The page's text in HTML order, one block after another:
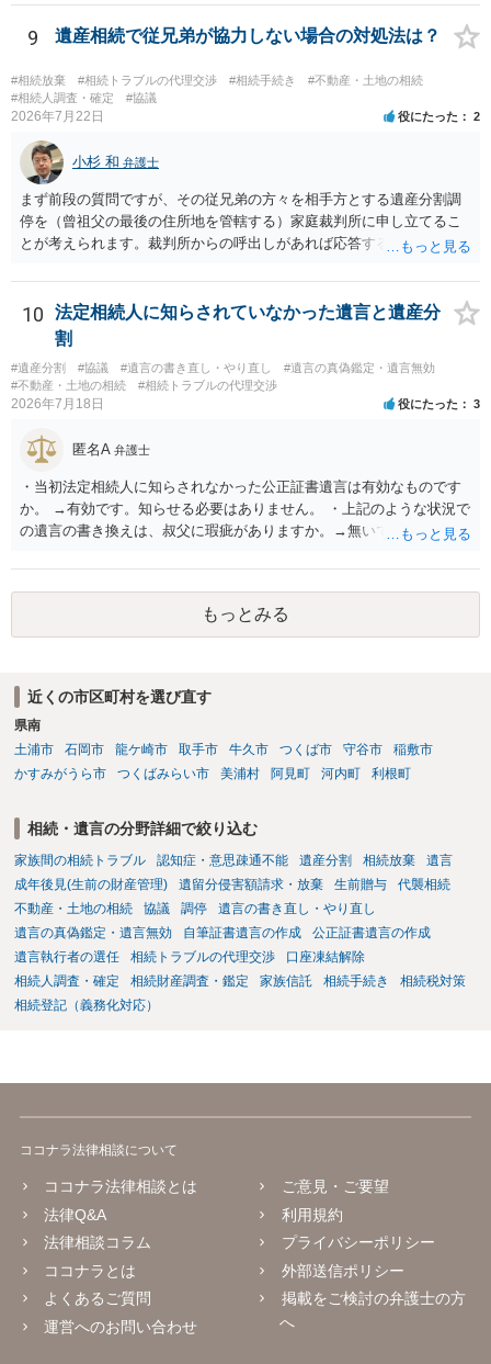
方の訴訟の主張及び立証次第ですが、 ・御祖母様の認知能力に関する
医師の意見書、筆跡鑑定 が提出されればその効力が否定される可能性
はありますが、 ・伯母様自身が分割協議に加わっていること ・御祖母
様の意に反する遺産分割協議を行う実益が誰にあったかの立証が困難
であること からすると、実際に遺産分割協議の効力が否定される可能
性はそれほど高くない（立証のハードルは非常に高い）ということが
言えると思います。
9 遺産相続で従兄弟が協力しない場合の対処法は？
#相続放棄 #相続トラブルの代理交渉 #相続手続き
#不動産・土地の相続
#相続人調査・確定
#協議
2026年7月22日 役にたった 2
小杉 和 弁護士
まず前段の質問ですが、その従兄弟の方々を相手方とする遺産分割調
停を（曾祖父の最後の住所地を管轄する）家庭裁判所に申し立てるこ
とが考えられます。裁判所からの呼出しがあれば応答する可能性がま
能と思われます。時間が思った以上にないので必要書類をてきぱきと
揃える必要があります。その点是非御注意ください。
10
法定相続人に知らされていなかった遺言と遺産分
割
#遺産分割 #協議 #遺言の書き直し・やり直し
#遺言の真偽鑑定・遺言無効
#不動産・土地の相続
#相続トラブルの代理交渉
2026年7月18日 役にたった 3
匿名A 弁護士
・当初法定相続人に知らされなかった公正証書遺言は有効なものです
か。 →有効です。知らせる必要はありません。 ・上記のような状況で
の遺言の書き換えは、叔父に瑕疵がありますか。→無いです。 ・分割
ますか。 →本人が自由に決められますので、どこが妥当とは言えない
です。客観的な基準もありません。 ・できれば穏やかに、分割を拒否
することはできますか。 →分割を拒否するということは、遺産はいら
ないということでしょうか。遺言で、受取を指定されててもいらない
もっとみる
近くの市区町村を選び直す
県南
土浦市
石岡市 龍ケ崎市 取手市 牛久市 つくば市 守谷市
稲敷市
かすみがうら市
つくばみらい市 美浦村 阿見町 河内町 利根町
相続・遺言の分野詳細で絞り込む
家族間の相続トラブル 認知症・意思疎通不能 遺産分割 相続放棄
遺言
成年後見(生前の財産管理)
遺留分侵害額請求・放棄 生前贈与
代襲相続
不動産・土地の相続
協議 調停
遺言の書き直し・やり直し
遺言の真偽鑑定・遺言無効
自筆証書遺言の作成
公正証書遺言の作成
遺言執行者の選任
相続トラブルの代理交渉
口座凍結解除
相続人調査・確定
相続財産調査・鑑定 家族信託 相続手続き
相続税対策
相続登記（義務化対応）
ココナラ法律相談について
ココナラ法律相談とは
法律Q&A
法律相談コラム
ココナラとは
よくあるご質問
運営へのお問い合わせ
ご意見・ご要望
利用規約
プライバシーポリシー
外部送信ポリシー
掲載をご検討の弁護士の方
へ